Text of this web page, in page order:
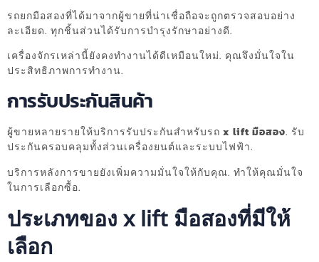
รถยกมือสองที่ได้มาจากผู้ขายที่น่าเชื่อถือจะถูกตรวจสอบอย่าง
ละเอียด. ทุกชิ้นส่วนได้รับการบำรุงรักษาอย่างดี.
เครื่องจักรเหล่านี้ยังคงทำงานได้ดีเหมือนใหม่. คุณจึงมั่นใจใน
ประสิทธิภาพการทำงาน.
การรับประกันสินค้า
ผู้ขายหลายรายให้บริการรับประกันสำหรับรถ x lift มือสอง. รับ
ประกันครอบคลุมทั้งส่วนเครื่องยนต์และระบบไฟฟ้า.
บริการหลังการขายยังเพิ่มความมั่นใจให้กับคุณ. ทำให้คุณมั่นใจ
ในการเลือกซื้อ.
ประเภทของ x lift มือสองที่มีให้
เลือก